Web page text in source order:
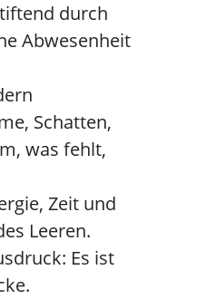
durch
Abwesenheit
Schatten,
was fehlt,
Zeit und
Leeren.
Es ist